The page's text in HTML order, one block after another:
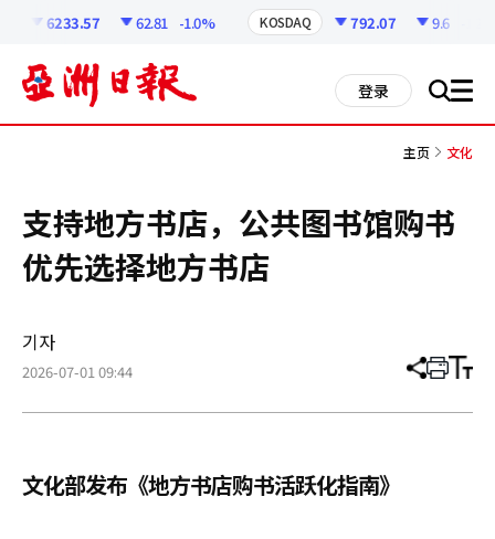
6233.57 62.81 -1.0% KOSDAQ 792.07 9.6
登录 搜 all
主页 文化
支持地方书店，公共图书馆购书
优先选择地方书店
기자
2026-07-01 09:44 分
章
打 调
小
文化部发布《地方书店购书活跃化指南》